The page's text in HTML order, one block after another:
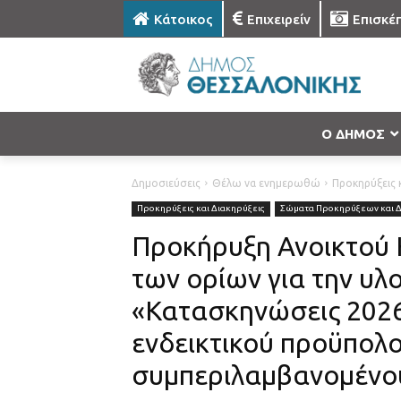
Κάτοικος Επιχειρείν
Ο ΔΗΜΟΣ
Δημοσιεύσεις Θέλω να ενημερωθώ Προκηρύξεις
Προκηρύξεις και Διακηρύξεις Σώματα Προκηρύξεων και
Προκήρυξη Ανοικτού
των ορίων για την
«Κατασκηνώσεις
ενδεικτικού